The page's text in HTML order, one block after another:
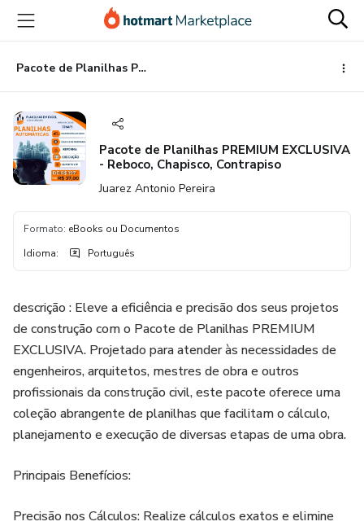
para
conteúdo
principal
para
pagamento
para
rodapé
Pacote de Planilhas PREMIUM EXCLUSIVA - Reboco, Chapisco, Contrapiso
Pacote de Planilhas PREMIUM EXCLUSIVA
- Reboco, Chapisco, Contrapiso
Juarez Antonio Pereira
Formato: eBooks ou Documentos
Idioma: Português
descrição : Eleve a eficiência e precisão dos seus projetos
de construção com o Pacote de Planilhas PREMIUM
EXCLUSIVA. Projetado para atender às necessidades de
engenheiros, arquitetos, mestres de obra e outros
profissionais da construção civil, este pacote oferece uma
coleção abrangente de planilhas que facilitam o cálculo,
planejamento e execução de diversas etapas de uma obra.
Principais Benefícios:
Precisão nos Cálculos: Realize cálculos exatos e elimine